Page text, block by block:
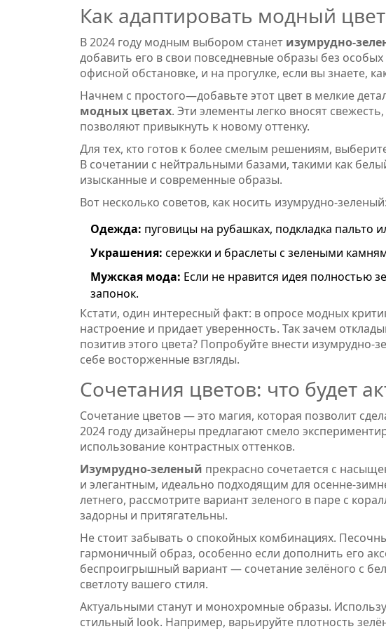
Как адаптировать модный
В 2024 году модным выбором станет изумрудно-
добавить его в свои повседневные образы без
офисной обстановке, и на прогулке, если вы знаете,
Начнем с простого—добавьте этот цвет в мелкие
модных цветах. Эти элементы легко вносят
позволяют привыкнуть к новому оттенку.
Для тех, кто готов к более смелым решениям,
В сочетании с нейтральными базами, такими как
изысканные и современные образы.
Вот несколько советов, как носить изумрудно-зеленый:
Одежда: пуговицы на рубашках, подкладка пальто
Украшения: сережки и браслеты с зелеными
Мужская мода: Если не нравится идея полностью
запонок.
Кстати, один интересный факт: в опросе модных
настроение и придает уверенность. Так зачем
позитив этого цвета? Попробуйте внести
себе восторженные взгляды.
Сочетания цветов: что будет
Сочетание цветов — это магия, которая позволит
2024 году дизайнеры предлагают смело
использование контрастных оттенков.
Изумрудно-зеленый прекрасно сочетается с
и элегантным, идеально подходящим для осенне-
летнего, рассмотрите вариант зеленого в паре с
задорны и притягательны.
Не стоит забывать о спокойных комбинациях.
гармоничный образ, особенно если дополнить его
беспроигрышный вариант — сочетание зелёного с
светлоту вашего стиля.
Актуальными станут и монохромные образы.
стильный look. Например, варьируйте плотность